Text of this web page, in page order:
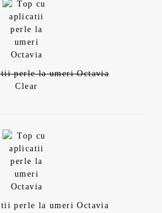
99,99 lei.
perle la umeri Octavia
Clear
perle la umeri Octavia